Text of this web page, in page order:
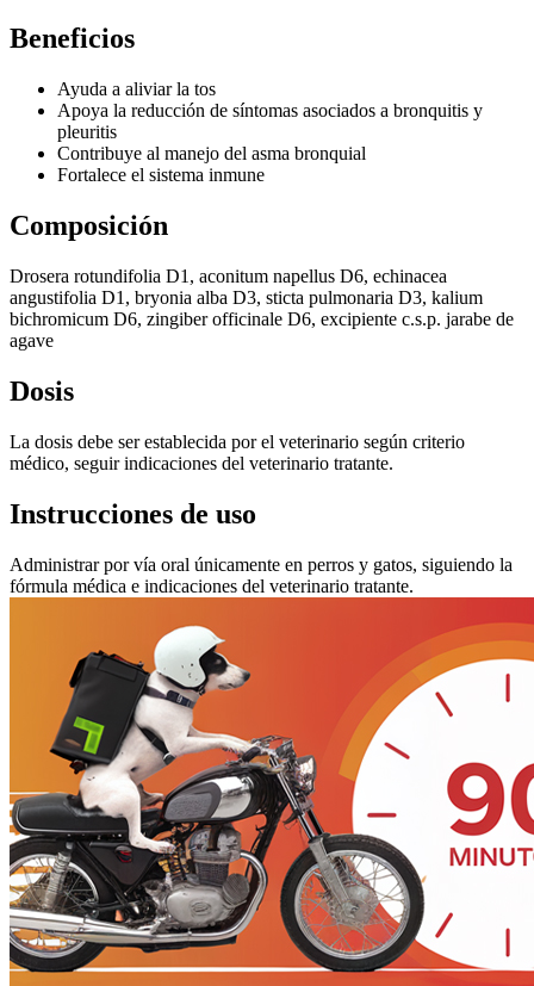
Beneficios
Ayuda a aliviar la tos
Apoya la reducción de síntomas asociados a bronquitis y
pleuritis
Contribuye al manejo del asma bronquial
Fortalece el sistema inmune
Composición
Drosera rotundifolia D1, aconitum napellus D6, echinacea
angustifolia D1, bryonia alba D3, sticta pulmonaria D3, kalium
bichromicum D6, zingiber officinale D6, excipiente c.s.p. jarabe de
agave
Dosis
La dosis debe ser establecida por el veterinario según criterio
médico, seguir indicaciones del veterinario tratante.
Instrucciones de uso
Administrar por vía oral únicamente en perros y gatos, siguiendo la
fórmula médica e indicaciones del veterinario tratante.